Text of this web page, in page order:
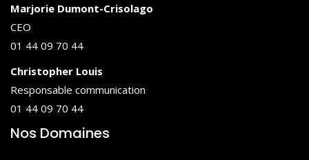
Marjorie Dumont-Crisolago
CEO
01 44 09 70 44
Christopher Louis
Responsable communication
01 44 09 70 44
Nos Domaines